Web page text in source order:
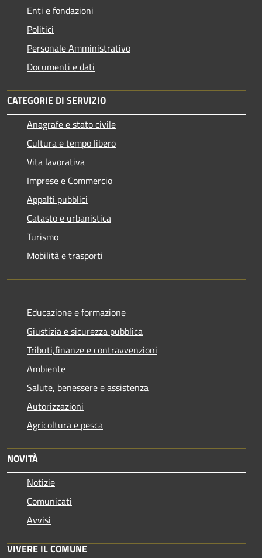
Enti e fondazioni
Politici
Personale Amministrativo
Documenti e dati
CATEGORIE DI SERVIZIO
Anagrafe e stato civile
Cultura e tempo libero
Vita lavorativa
Imprese e Commercio
Appalti pubblici
Catasto e urbanistica
Turismo
Mobilità e trasporti
Educazione e formazione
Giustizia e sicurezza pubblica
Tributi,finanze e contravvenzioni
Ambiente
Salute, benessere e assistenza
Autorizzazioni
Agricoltura e pesca
NOVITÀ
Notizie
Comunicati
Avvisi
VIVERE IL COMUNE